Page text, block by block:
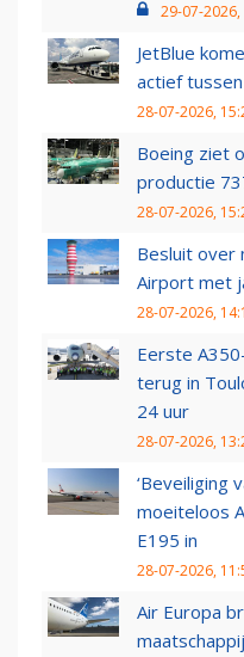
29-07-2026,
JetBlue
actief
28-07-2026,
Boeing ziet
productie
28-07-2026,
Besluit over
Airport met
28-07-2026,
Eerste
terug in
24 uur
28-07-2026,
‘Beveiliging
moeiteloos
E195 in
28-07-2026,
Air Europa